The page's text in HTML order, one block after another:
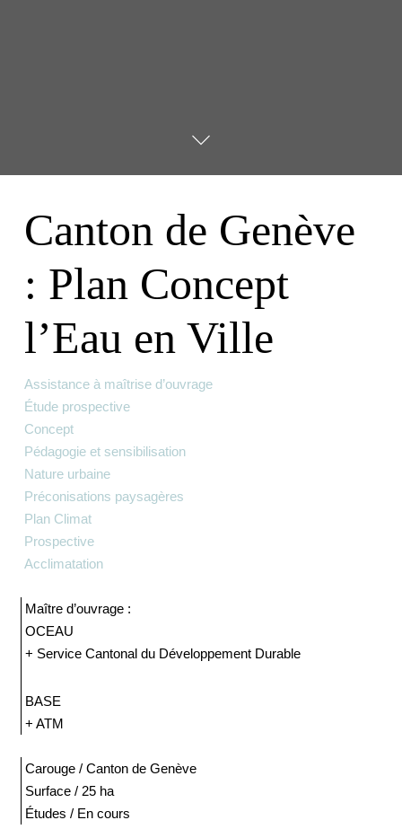
Canton de Genève
: Plan Concept
l’Eau en Ville
Assistance à maîtrise d’ouvrage
Étude prospective
Concept
Pédagogie et sensibilisation
Nature urbaine
Préconisations paysagères
Plan Climat
Prospective
Acclimatation
Maître d’ouvrage :
OCEAU
+ Service Cantonal du Développement Durable
BASE
+ ATM
Carouge / Canton de Genève
Surface / 25 ha
Études / En cours